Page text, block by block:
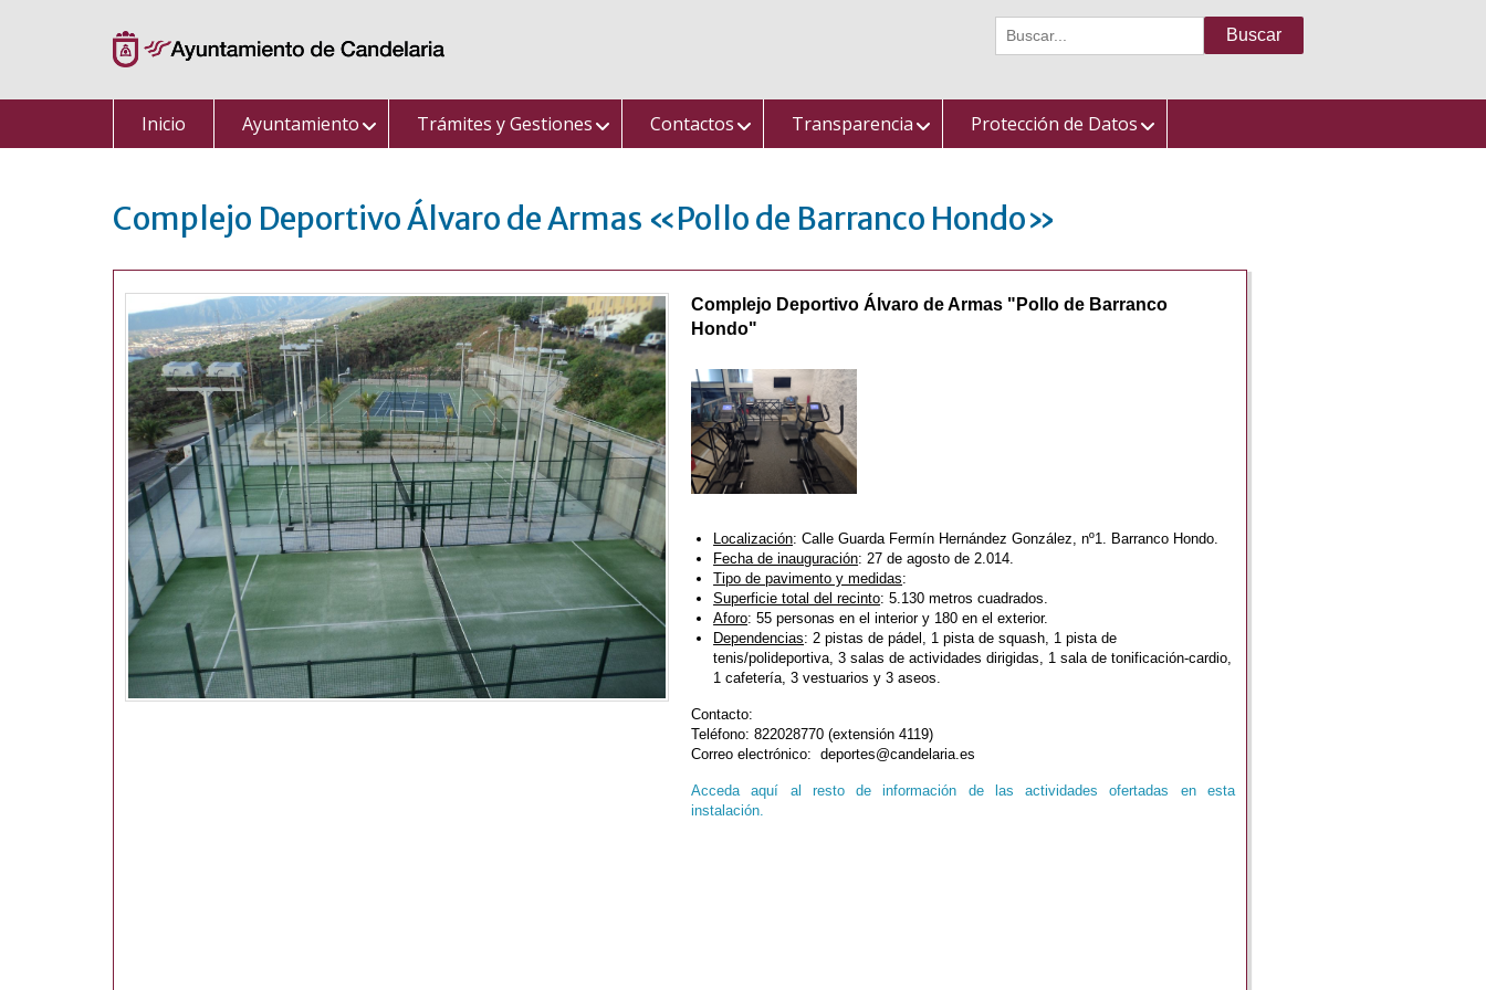
Buscar:
Inicio Ayuntamiento Trámites y Gestiones Contactos Transparencia Protección de Datos
Complejo Deportivo Álvaro de Armas «Pollo de Barranco Hondo»
Complejo Deportivo Álvaro de Armas "Pollo de Barranco
Hondo"
Localización: Calle Guarda Fermín Hernández González, nº1. Barranco Hondo.
Fecha de inauguración: 27 de agosto de 2.014.
Tipo de pavimento y medidas:
Superficie total del recinto: 5.130 metros cuadrados.
Aforo: 55 personas en el interior y 180 en el exterior.
Dependencias: 2 pistas de pádel, 1 pista de squash, 1 pista de
tenis/polideportiva, 3 salas de actividades dirigidas, 1 sala de tonificación-cardio,
1 cafetería, 3 vestuarios y 3 aseos.
Contacto:
Teléfono: 822028770 (extensión 4119)
Correo electrónico: deportes@candelaria.es
Acceda aquí al resto de información de las actividades ofertadas en esta
instalación.